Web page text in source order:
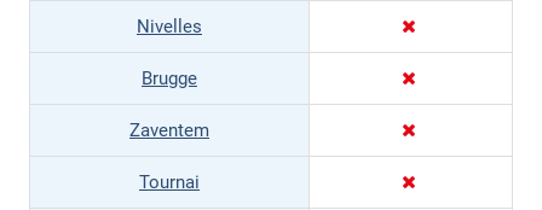
Nivelles
Brugge
Zaventem
Tournai